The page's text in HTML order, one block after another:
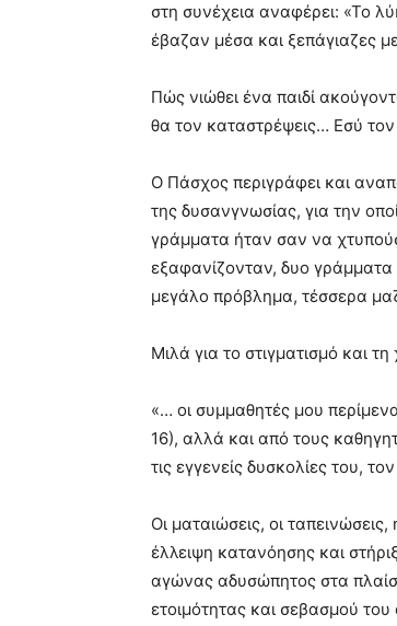
στη συνέχεια αναφέρει: «Το
έβαζαν μέσα και ξεπάγιαζες
Πώς νιώθει ένα παιδί
θα τον καταστρέψεις… Εσύ
Ο Πάσχος περιγράφει και
της δυσανγνωσίας, για την
γράμματα ήταν σαν να
εξαφανίζονταν, δυο γράμματα
μεγάλο πρόβλημα, τέσσερα
Μιλά για το στιγματισμό και
«… οι συμμαθητές μου
16), αλλά και από τους
τις εγγενείς δυσκολίες του,
Οι ματαιώσεις, οι
έλλειψη κατανόησης και
αγώνας αδυσώπητος στα
ετοιμότητας και σεβασμού